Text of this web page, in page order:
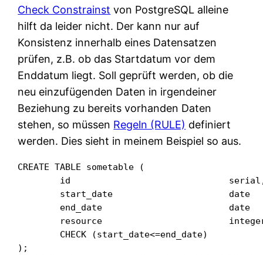
Check Constrainst von PostgreSQL alleine
hilft da leider nicht. Der kann nur auf
Konsistenz innerhalb eines Datensatzen
prüfen, z.B. ob das Startdatum vor dem
Enddatum liegt. Soll geprüft werden, ob die
neu einzufügenden Daten in irgendeiner
Beziehung zu bereits vorhanden Daten
stehen, so müssen Regeln (RULE) definiert
werden. Dies sieht in meinem Beispiel so aus.
CREATE TABLE sometable (
);